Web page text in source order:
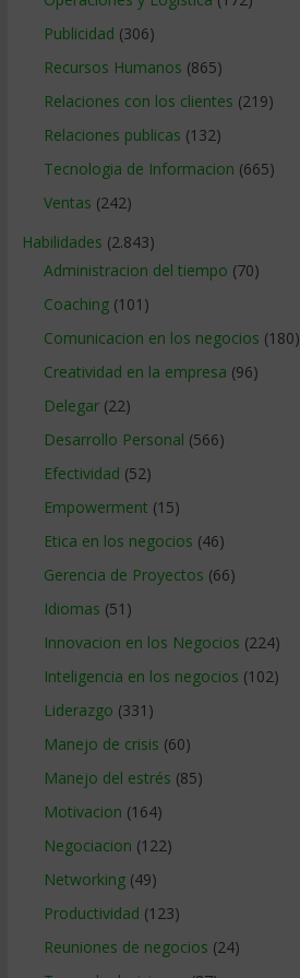
Publicidad (306)
Recursos Humanos (865)
Relaciones con los clientes (219)
Relaciones publicas (132)
Tecnologia de Informacion (665)
Ventas (242)
Habilidades (2.843)
Administracion del tiempo (70)
Coaching(101)
Comunicacion en los negocios (180)
Creatividad en la empresa (96)
Delegar(22)
Desarrollo Personal (566)
Efectividad (52)
Empowerment (15)
Etica en los negocios (46)
Gerencia de Proyectos (66)
Idiomas (51)
Innovacion en los Negocios (224)
Inteligencia en los negocios (102)
Liderazgo (331)
Manejo de crisis (60)
Manejo del estrés (85)
Motivacion (164)
Negociacion (122)
Networking(49)
Productividad (123)
Reuniones de negocios (24)